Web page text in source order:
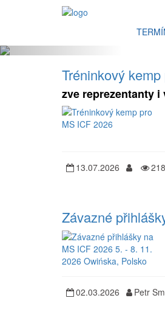
Předchozí
Tréninkový
zve reprezentanty i
13.07.2026
Závazné
02.03.2026 Petr